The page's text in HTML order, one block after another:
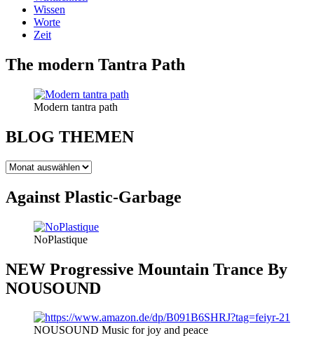
Wissen
Worte
Zeit
The modern Tantra Path
Modern tantra path
BLOG THEMEN
BLOG
Against Plastic-Garbage
NoPlastique
NEW Progressive Mountain Trance By
NOUSOUND
NOUSOUND Music for joy and peace